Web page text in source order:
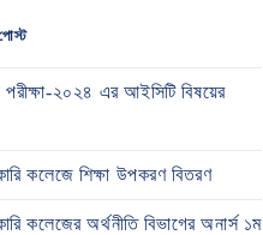
পরীক্ষা-২০২৪ এর আইসিটি বিষয়ের
কলেজে শিক্ষা উপকরণ বিতরণ
কলেজের অর্থনীতি বিভাগের অনার্স ১ম